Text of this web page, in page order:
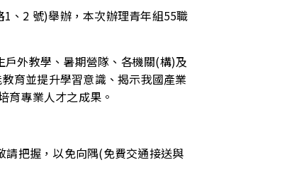
、2 號)舉辦，本次辦理青年組55職
外教學、暑期營隊、各機關(構)及
育並提升學習意識、揭示我國產業
育專業人才之成果。
把握，以免向隅(免費交通接送與